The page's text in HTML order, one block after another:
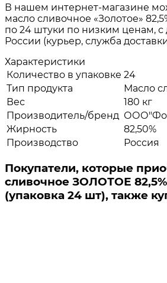
В нашем интернет-магазине
масло сливочное «Золотое»
по 24 штуки по низким ценам, с
России (курьер, служба
Характеристики
Количество в упаковке 24
Тип продукта
Масло
Вес
180 кг
Производитель/бренд
Жирность
82,50%
Производство
Россия
Покупатели, которые
сливочное ЗОЛОТОЕ 82,5%
(упаковка 24 шт), также